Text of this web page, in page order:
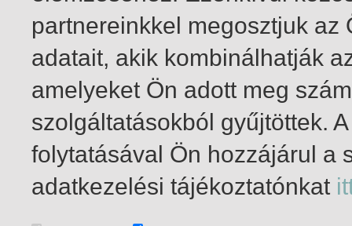
1-10 / total 10 hit
partnereinkkel megosztjuk
adatait, akik kombinálhatják
amelyeket Ön adott meg
szolgáltatásokból gyűjtöttek.
folytatásával Ön hozzájárul a
adatkezelési tájékoztatónkat